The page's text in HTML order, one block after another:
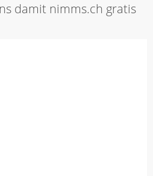
damit nimms.ch gratis